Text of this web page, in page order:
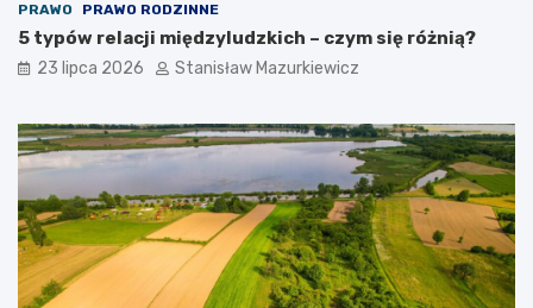
PRAWO PRAWO RODZINNE
5 typów relacji międzyludzkich – czym się różnią?
23 lipca 2026 Stanisław Mazurkiewicz